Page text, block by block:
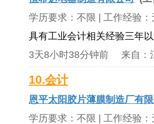
学历要求： 不限 | 工作经验：
具有工业会计相关经验三年
3天8小时38分钟前 来自：
10.会计
恩平太阳胶片薄膜制造厂有
学历要求： 不限 | 工作经验：